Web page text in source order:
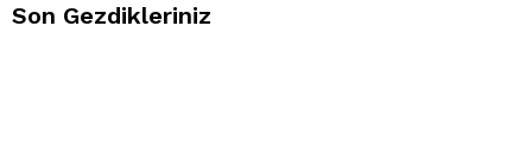
Son Gezdikleriniz